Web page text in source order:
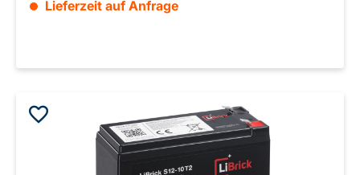
Lieferzeit auf Anfrage